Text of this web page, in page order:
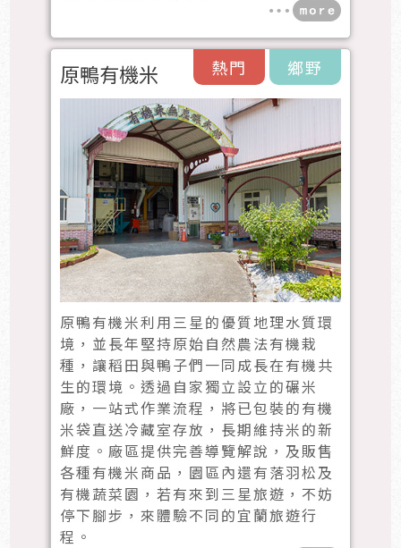
鄉野
熱門
原鴨有機米
原鴨有機米利用三星的優質地理水質環
境，並長年堅持原始自然農法有機栽
種，讓稻田與鴨子們一同成長在有機共
生的環境。透過自家獨立設立的碾米
廠，一站式作業流程，將已包裝的有機
米袋直送冷藏室存放，長期維持米的新
鮮度。廠區提供完善導覽解說，及販售
各種有機米商品，園區內還有落羽松及
有機蔬菜園，若有來到三星旅遊，不妨
停下腳步，來體驗不同的宜蘭旅遊行
程。